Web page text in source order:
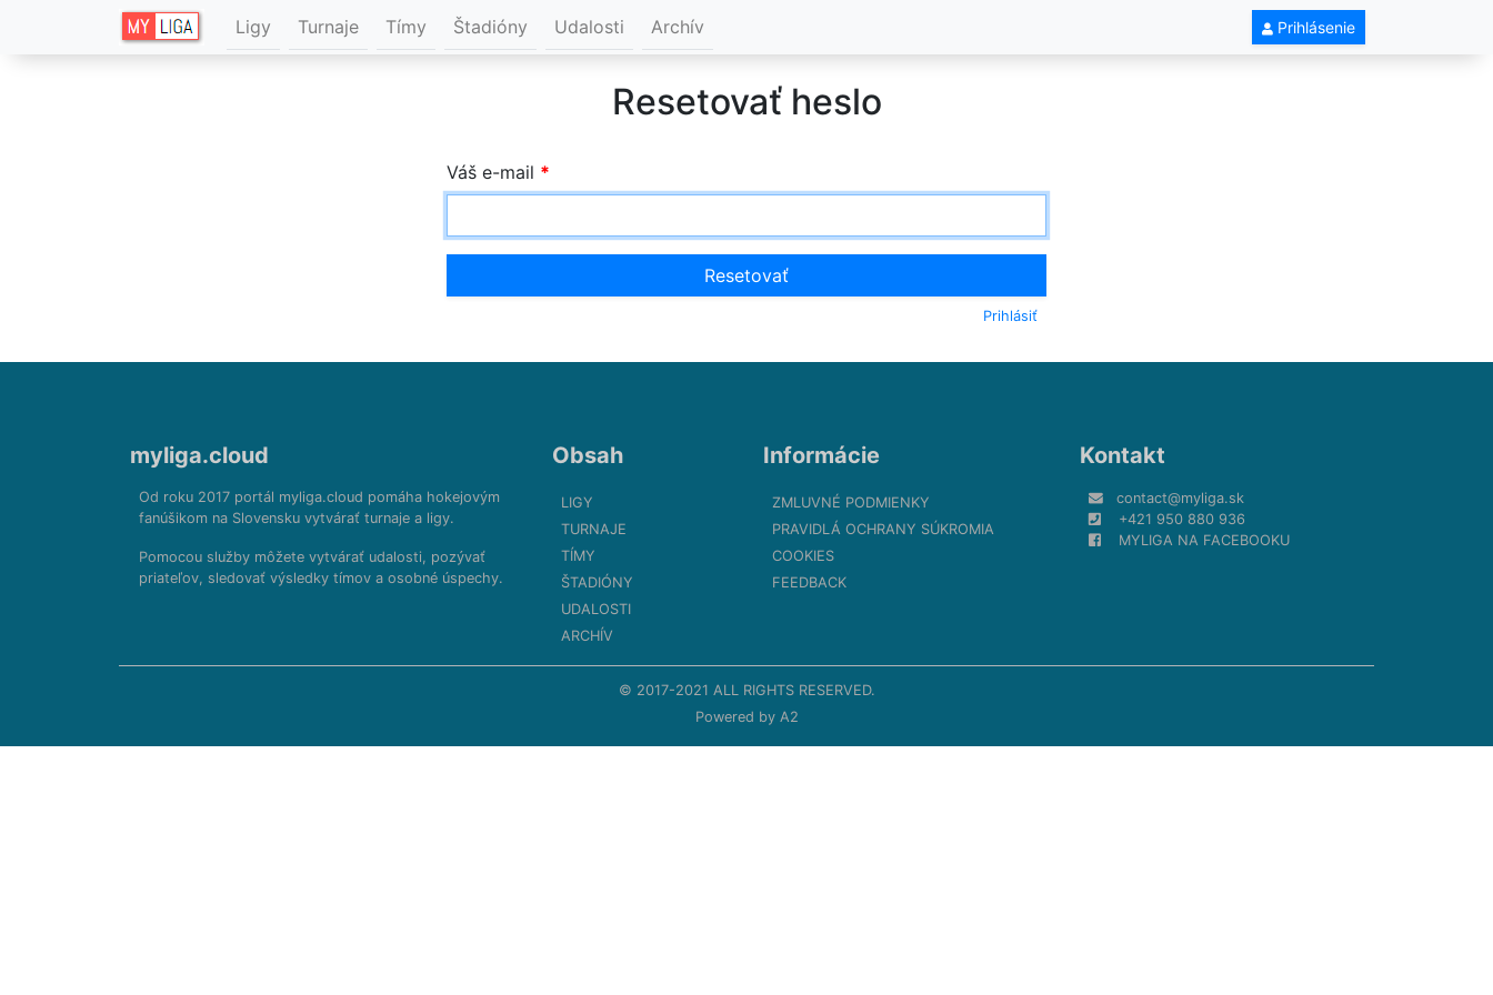
Ligy Turnaje Tímy Štadióny Udalosti Archív Prihlásenie
Resetovať heslo
Váš e-mail *
Resetovať
Prihlásiť
myliga.cloud
Od roku 2017 portál myliga.cloud pomáha hokejovým
fanúšikom na Slovensku vytvárať turnaje a ligy.
Pomocou služby môžete vytvárať udalosti, pozývať
priateľov, sledovať výsledky tímov a osobné úspechy.
Obsah
LIGY
TURNAJE
TÍMY
ŠTADIÓNY
UDALOSTI
ARCHÍV
Informácie
ZMLUVNÉ PODMIENKY
PRAVIDLÁ OCHRANY SÚKROMIA
COOKIES
FEEDBACK
Kontakt
contact@myliga.sk
+421 950 880 936
MYLIGA NA FACEBOOKU
© 2017-2021 ALL RIGHTS RESERVED.
Powered by A2